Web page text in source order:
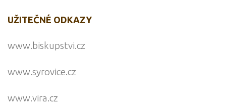
UŽITEČNÉ ODKAZY
www.biskupstvi.cz
www.syrovice.cz
www.vira.cz